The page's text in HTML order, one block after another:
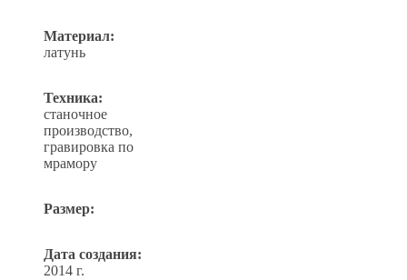
Материал:
латунь
Техника:
станочное
производство,
гравировка по
мрамору
Размер:
Дата создания:
2014 г.